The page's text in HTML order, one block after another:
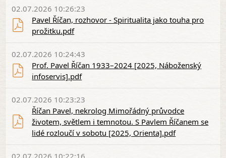
Pavel Říčan, rozhovor - Spiritualita jako touha pro
prožitku.pdf
02.07.2026 10:26:23
Prof. Pavel Říčan 1933–2024 [2025, Náboženský
infoservis].pdf
02.07.2026 10:24:43
Říčan Pavel, nekrolog Mimořádný průvodce
životem, světlem i temnotou. S Pavlem Říčanem se
lidé rozloučí v sobotu [2025, Orienta].pdf
02.07.2026 10:23:23
02.07.2026 10:22:16